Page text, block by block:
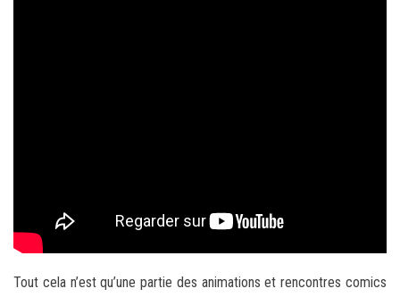
Tout cela n’est qu’une partie des animations et rencontres comics